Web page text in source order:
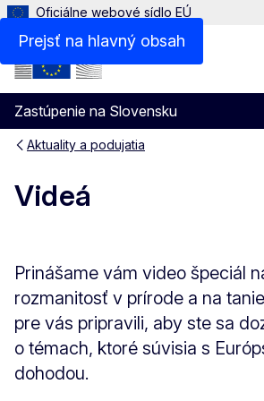
Prejsť na hlavný obsah
Oficiálne webové sídlo EÚ
Zastúpenie na Slovensku
Menu
Aktuality a podujatia
Videá
Prinášame vám video špeciál
rozmanitosť v prírode a na
pre vás pripravili, aby ste sa
o témach, ktoré súvisia s
dohodou.